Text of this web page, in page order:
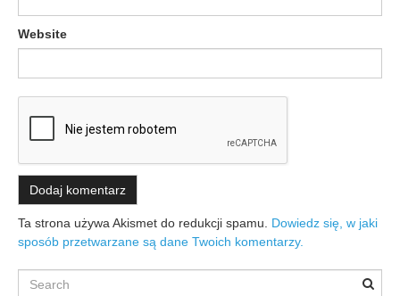
Website
Ta strona używa Akismet do redukcji spamu. Dowiedz się, w jaki
sposób przetwarzane są dane Twoich komentarzy.
Search